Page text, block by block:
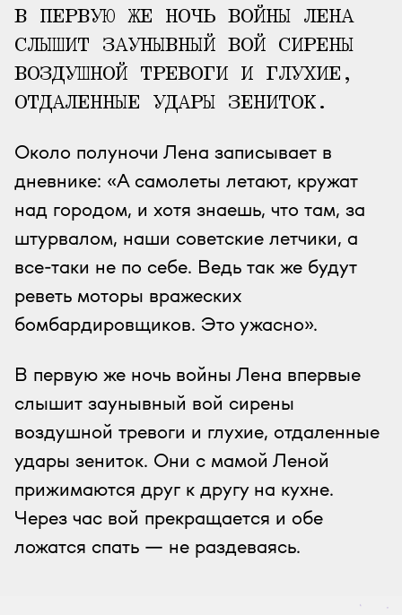
В ПЕРВУЮ ЖЕ НОЧЬ ВОЙНЫ ЛЕНА
СЛЫШИТ ЗАУНЫВНЫЙ ВОЙ СИРЕНЫ
ВОЗДУШНОЙ ТРЕВОГИ И ГЛУХИЕ,
ОТДАЛЕННЫЕ УДАРЫ ЗЕНИТОК.
Около полуночи Лена записывает в
дневнике: «А самолеты летают, кружат
над городом, и хотя знаешь, что там, за
штурвалом, наши советские летчики, а
все-таки не по себе. Ведь так же будут
реветь моторы вражеских
бомбардировщиков. Это ужасно».
В первую же ночь войны Лена впервые
слышит заунывный вой сирены
воздушной тревоги и глухие, отдаленные
удары зениток. Они с мамой Леной
прижимаются друг к другу на кухне.
Через час вой прекращается и обе
ложатся спать — не раздеваясь.